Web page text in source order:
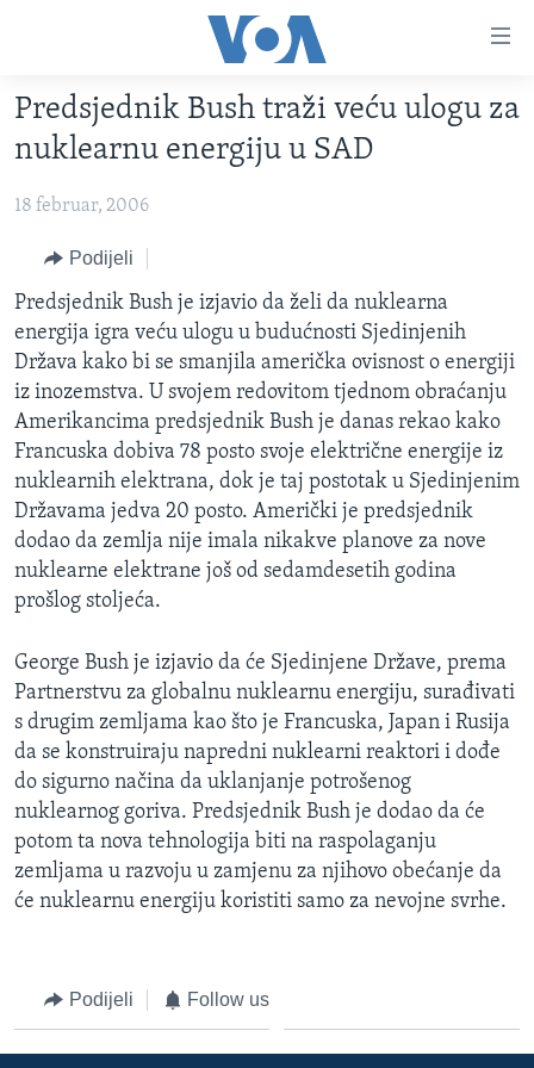
glavni
sadržaj
na
navigaciju
Idi
na
pretragu
TV PROGRAM
FOTOGRAFIJE DANA
VIJESTI
SJEDINJENE AMERIČKE DRŽAVE
BOSNA I HERCEGOVINA
SVIJET
NAUKA I TEHNOLOGIJA
SPECIJALNI PROJEKTI
KORUPCIJA
SLOBODA MEDIJA
ŽENSKA STRANA
IZBJEGLIČKA STRANA
MAGAZIN
O GLASU AMERIKE
Learning English
PRATITE NAS
Jezici
Predsjednik Bush traži veću ulogu za
nuklearnu energiju u SAD
18 februar, 2006
Podijeli
Predsjednik Bush je izjavio da želi da nuklearna
energija igra veću ulogu u budućnosti Sjedinjenih
Država kako bi se smanjila američka ovisnost o energiji
iz inozemstva. U svojem redovitom tjednom obraćanju
Amerikancima predsjednik Bush je danas rekao kako
Francuska dobiva 78 posto svoje električne energije iz
nuklearnih elektrana, dok je taj postotak u Sjedinjenim
Državama jedva 20 posto. Američki je predsjednik
dodao da zemlja nije imala nikakve planove za nove
nuklearne elektrane još od sedamdesetih godina
prošlog stoljeća.
George Bush je izjavio da će Sjedinjene Države, prema
Partnerstvu za globalnu nuklearnu energiju, surađivati
s drugim zemljama kao što je Francuska, Japan i Rusija
da se konstruiraju napredni nuklearni reaktori i dođe
do sigurno načina da uklanjanje potrošenog
nuklearnog goriva. Predsjednik Bush je dodao da će
potom ta nova tehnologija biti na raspolaganju
zemljama u razvoju u zamjenu za njihovo obećanje da
će nuklearnu energiju koristiti samo za nevojne svrhe.
Podijeli Follow us